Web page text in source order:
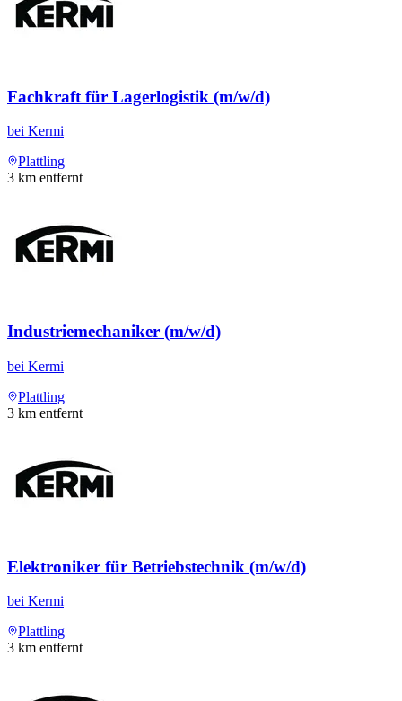
Fachkraft für Lagerlogistik (m/w/d)
bei Kermi
Plattling
3 km entfernt
Industriemechaniker (m/w/d)
bei Kermi
Plattling
3 km entfernt
Elektroniker für Betriebstechnik (m/w/d)
bei Kermi
Plattling
3 km entfernt